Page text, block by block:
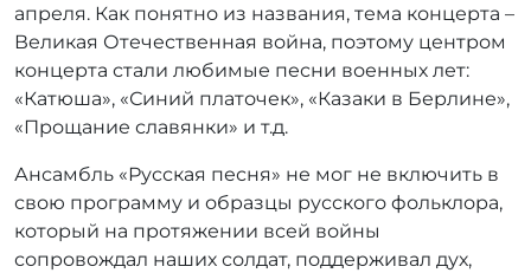
r
_
a
d
m
n
апреля. Как понятно из названия, тема концерта –
Великая Отечественная война, поэтому центром
концерта стали любимые песни военных лет:
«Катюша», «Синий платочек», «Казаки в Берлине»,
«Прощание славянки» и т.д.
Ансамбль «Русская песня» не мог не включить в
свою программу и образцы русского фольклора,
который на протяжении всей войны
сопровождал наших солдат, поддерживал дух,